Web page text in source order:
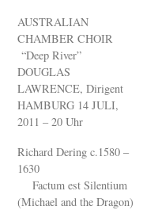
AUSTRALIAN
CHAMBER CHOIR
“Deep River”
DOUGLAS
LAWRENCE, Dirigent
HAMBURG 14 JULI,
2011 – 20 Uhr
Richard Dering c.1580 –
1630
Factum est Silentium
(Michael and the Dragon)